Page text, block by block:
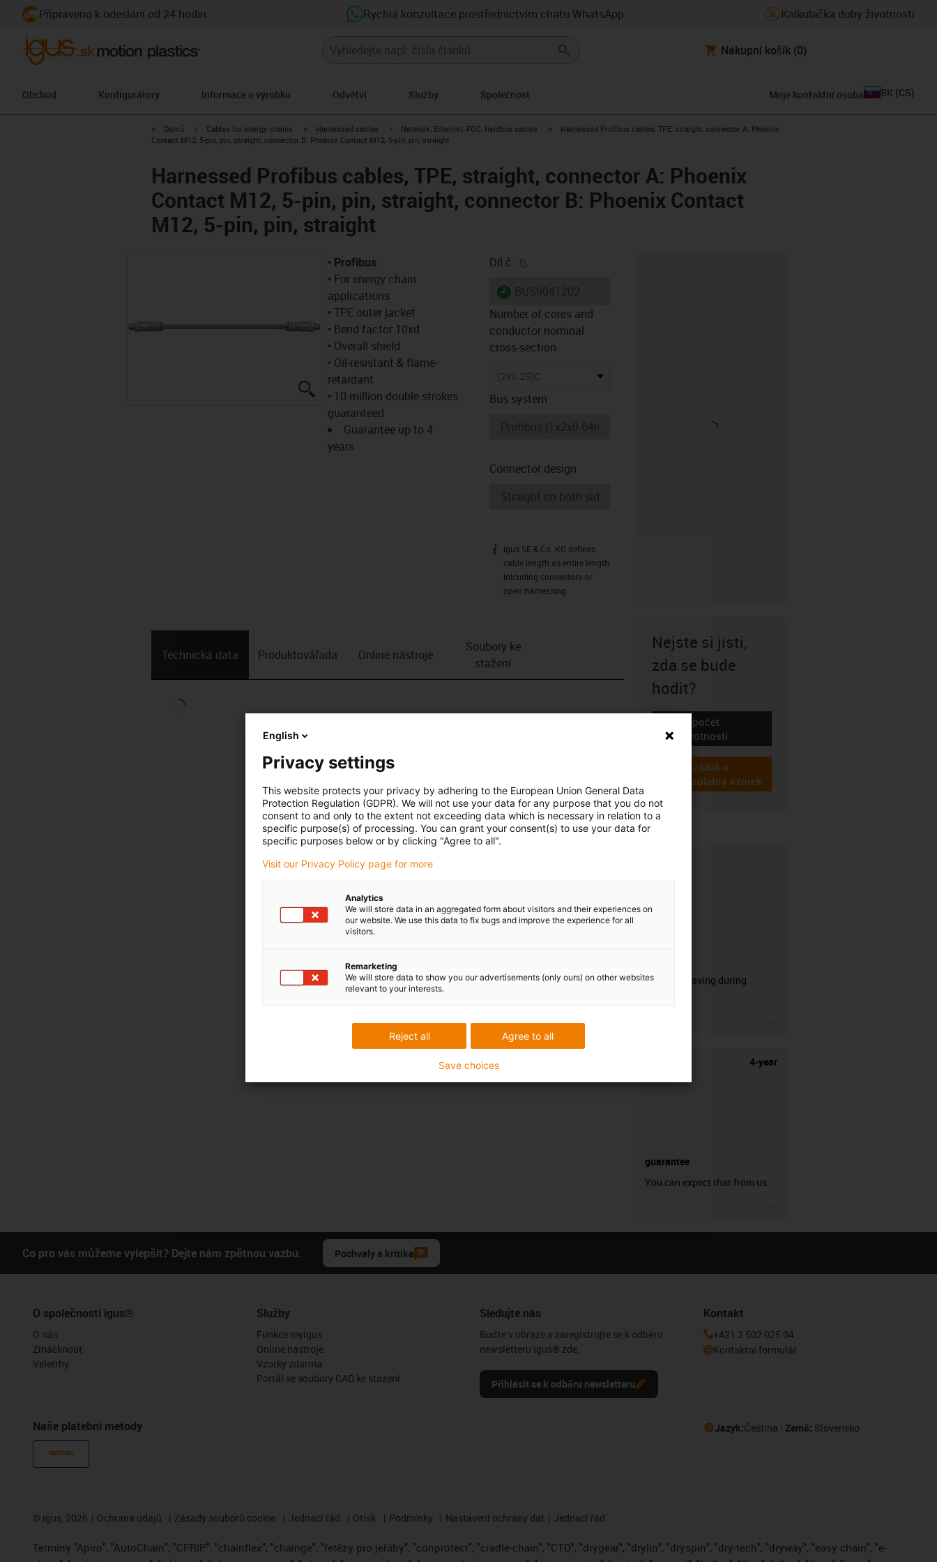
Připraveno k odeslání od 24 hodin Rychlá konzultace prostřednictvím chatu WhatsApp Kalkulačka doby životnosti
Nákupní košík (0)
Obchod Konfigurátory Informace o výrobku Odvětví Služby Společnost Moje kontaktní osoba SK (CS)
igus-icon-arrow-right
Domů igus-icon-arrow-right
Cables for energy chains igus-icon-arrow-right
Harnessed cables igus-icon-arrow-right
Network, Ethernet, FOC, fieldbus cables igus-icon-arrow-right
Harnessed Profibus cables, TPE, straight, connector A: Phoenix
Contact M12, 5-pin, pin, straight, connector B: Phoenix Contact M12, 5-pin, pin, straight
Harnessed Profibus cables, TPE, straight, connector A: Phoenix
Contact M12, 5-pin, pin, straight, connector B: Phoenix Contact
M12, 5-pin, pin, straight
igus-icon-lupe
• Profibus
• For energy chain
applications
• TPE outer jacket
• Bend factor 10xd
• Overall shield
• Oil-resistant & flame-
retardant
• 10 million double strokes
guaranteed
Guarantee up to 4
years
Díl č.
igus-icon-lieferzeit
Number of cores and
conductor nominal
cross-section
(2x0.25)C
Bus system
Connector design
igus-icon-info
igus SE & Co. KG defines
cable length as entire length
inlcuding connectors or
open harnessing.
Technická data Produktová­řada Online nástroje
Soubory ke
stažení
Nejste si jisti,
zda se bude
hodit?
igus-icon-lebensdauerrechner
Výpočet
životnosti
igus-icon-gratismuster
Požádat o
bezplatný vzorek
50% time saving during
4-year
guarantee
You can expect that from us.
Co pro vás můžeme vylepšit? Dejte nám zpětnou vazbu. Pochvaly a kritika
O společnosti igus®
O nás
Zmáčknout
Veletrhy
Naše platební metody
FAKTURA
Služby
Funkce myigus
Online nástroje
Vzorky zdarma
Portál se soubory CAD ke stažení
Sledujte nás
Buďte v obraze a zaregistrujte se k odběru
newsletteru igus® zde.
Přihlásit se k odběru newsletteru
Kontakt
+421 2 502 025 04
Kontaktní formulář
Jazyk:Čeština Země: Slovensko
© igus, 2026 Ochrana údajů Zásady souborů cookie Jednací řád Otisk Podmínky Nastavení ochrany dat Jednací řád
Termíny "Apiro", "AutoChain", "CFRIP", "chainflex", "chainge", "řetězy pro jeřáby", "conprotect", "cradle-chain", "CTD", "drygear", "drylin", "dryspin", "dry-tech", "dryway", "easy chain", "e-
English
Privacy settings
This website protects your privacy by adhering to the European Union General Data
Protection Regulation (GDPR). We will not use your data for any purpose that you do not
consent to and only to the extent not exceeding data which is necessary in relation to a
specific purpose(s) of processing. You can grant your consent(s) to use your data for
specific purposes below or by clicking "Agree to all".
Visit our Privacy Policy page for more
Analytics
We will store data in an aggregated form about visitors and their experiences on
our website. We use this data to fix bugs and improve the experience for all
visitors.
Remarketing
We will store data to show you our advertisements (only ours) on other websites
relevant to your interests.
Agree to all
Reject all
Save choices